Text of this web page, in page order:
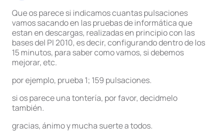
Que os parece si indicamos cuantas pulsaciones
vamos sacando en las pruebas de informática que
estan en descargas, realizadas en principio con las
bases del PI 2010, es decir, configurando dentro de los
15 minutos, para saber como vamos, si debemos
mejorar, etc.
por ejemplo, prueba 1; 159 pulsaciones.
si os parece una tontería, por favor, decidmelo
también.
gracias, ánimo y mucha suerte a todos.